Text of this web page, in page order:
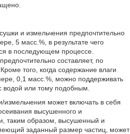
и измельчения предпочтительно
5 масс.%, в результате чего
в последующем процессе.
составляет, по
того, когда содержание влаги
0,1 масс.%, можно поддерживать
или тому подобным.
измельчения может включать в себя
высушенного и
таким образом, высушенный и
заданный размер частиц, может